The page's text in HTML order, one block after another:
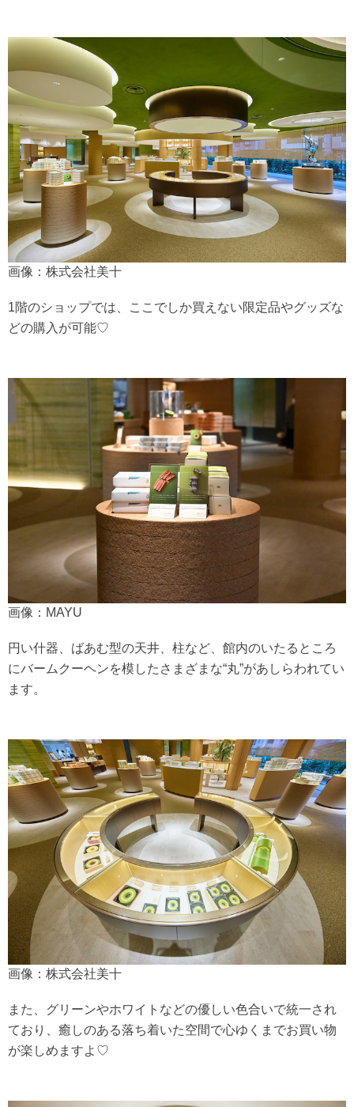
画像：株式会社美十
1階のショップでは、ここでしか買えない限定品やグッズな
どの購入が可能♡
画像：MAYU
円い什器、ばあむ型の天井、柱など、館内のいたるところ
にバームクーヘンを模したさまざまな“丸”があしらわれてい
ます。
画像：株式会社美十
また、グリーンやホワイトなどの優しい色合いで統一され
ており、癒しのある落ち着いた空間で心ゆくまでお買い物
が楽しめますよ♡